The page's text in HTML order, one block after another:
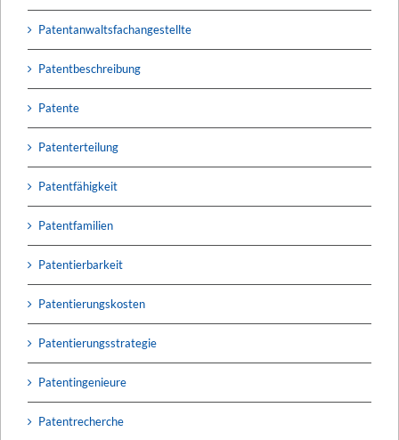
Patentanwaltsfachangestellte
Patentbeschreibung
Patente
Patenterteilung
Patentfähigkeit
Patentfamilien
Patentierbarkeit
Patentierungskosten
Patentierungsstrategie
Patentingenieure
Patentrecherche